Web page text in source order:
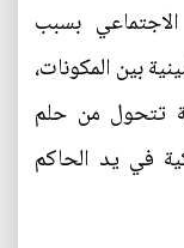
بسبب
بين المكونات،
تتحول من حلم
في يد الحاكم